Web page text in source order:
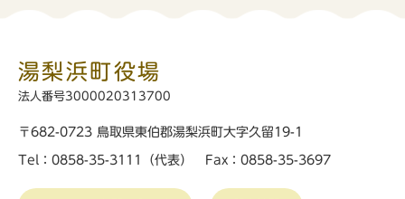
湯梨浜町役場
法人番号3000020313700
〒682-0723 鳥取県東伯郡湯梨浜町大字久留19-1
Tel：0858-35-3111（代表） Fax：0858-35-3697